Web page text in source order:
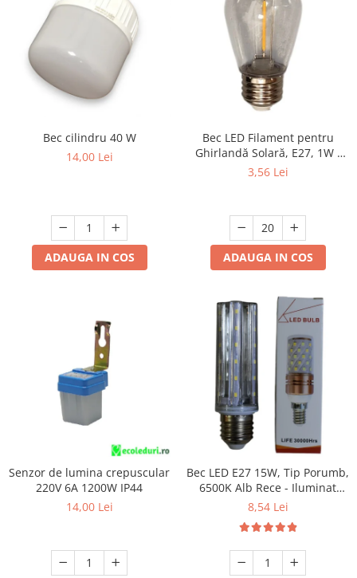
Bec cilindru 40 W
14,00 Lei
ADAUGA IN COS
Bec LED Filament pentru
Ghirlandă Solară, E27, 1W -
Set 20 Bucăți
3,56 Lei
ADAUGA IN COS
Senzor de lumina crepuscular
220V 6A 1200W IP44
14,00 Lei
Bec LED E27 15W, Tip Porumb,
6500K Alb Rece - Iluminat
Economic și Puternic
8,54 Lei